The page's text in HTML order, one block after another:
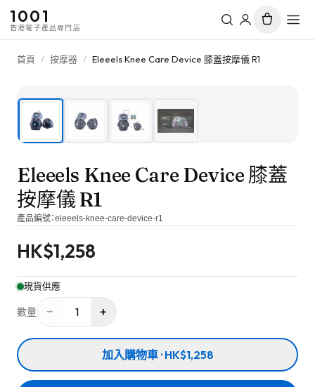
1001
香港電子產品專門店
首頁 / 按摩器 / Eleeels Knee Care Device 膝蓋按摩儀 R1
Eleeels Knee Care Device 膝蓋
按摩儀 R1
產品編號：eleeels-knee-care-device-r1
HK$1,258
現貨供應
數量 − 1 +
加入購物車 · HK$1,258